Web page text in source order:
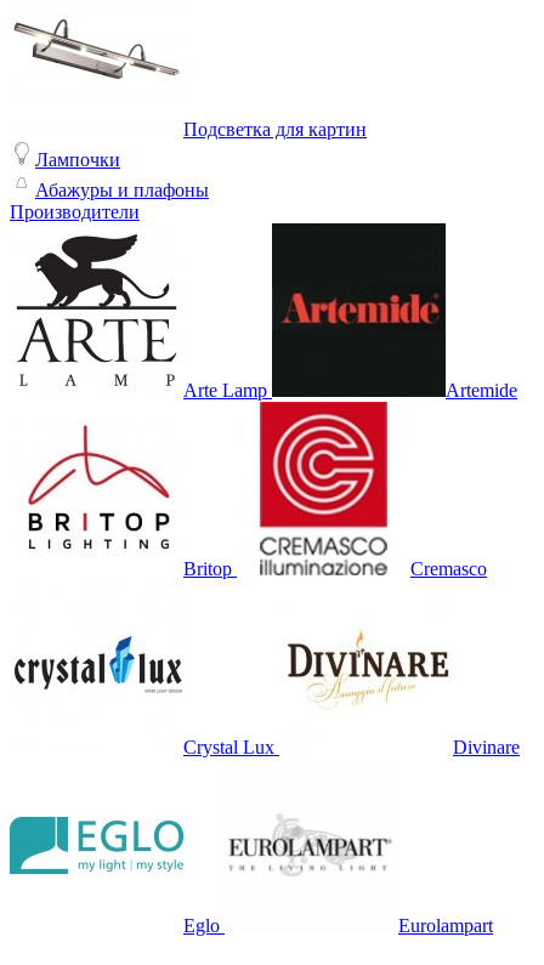
Подсветка для картин
Лампочки
Абажуры и плафоны
Производители
Arte Lamp Artemide
Britop Cremasco
Crystal Lux Divinare
Eglo Eurolampart